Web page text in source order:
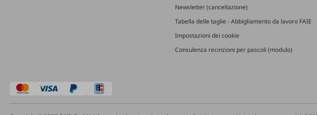
Newsletter (cancellazione)
Tabella delle taglie - Abbigliamento da lavoro FAIE
Impostazioni dei cookie
Consulenza recinzioni per pascoli (modulo)